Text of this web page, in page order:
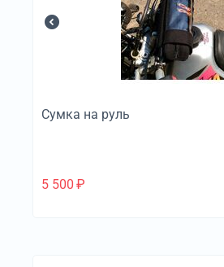
Сумка на руль
5 500 ₽